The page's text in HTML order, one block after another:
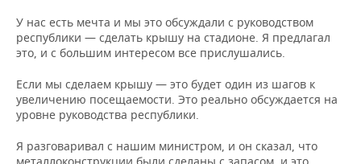
ВОЛЕЙБОЛ
КИБЕРСПОРТ
ФИГУРНОЕ КАТАНИЕ
ВОДНЫЕ ВИДЫ СПОРТА
ИСТОРИЯ
КУЛЬТУРА
МЕДИЦИНА
ОБРАЗОВАНИЕ
СПИСОК ПЕРСОН
СПИСОК КОМПАНИЙ
ПОЛНАЯ ВЕРСИЯ
У нас есть мечта и мы это обсуждали с руководством
республики — сделать крышу на стадионе. Я предлагал
это, и с большим интересом все прислушались.
Если мы сделаем крышу — это будет один из шагов к
увеличению посещаемости. Это реально обсуждается на
уровне руководства республики.
Я разговаривал с нашим министром, и он сказал, что